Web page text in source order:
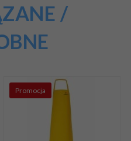
/
Promocja